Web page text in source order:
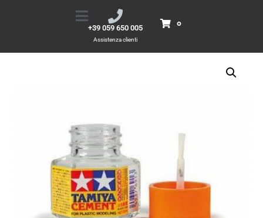
+39 059 650 005
Assistenza clienti
0
Prodotti Tamiya Cement